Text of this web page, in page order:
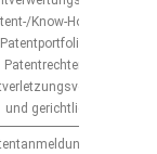
Know-How-
Patentportfolio-
und gerichtliche
in